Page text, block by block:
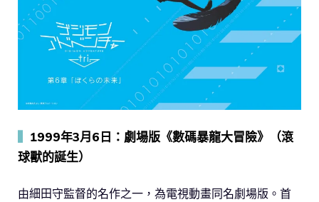
1999年3月6日：劇場版《數碼暴龍大冒險》（滾
球獸的誕生）
由細田守監督的名作之一，為電視動畫同名劇場版。首